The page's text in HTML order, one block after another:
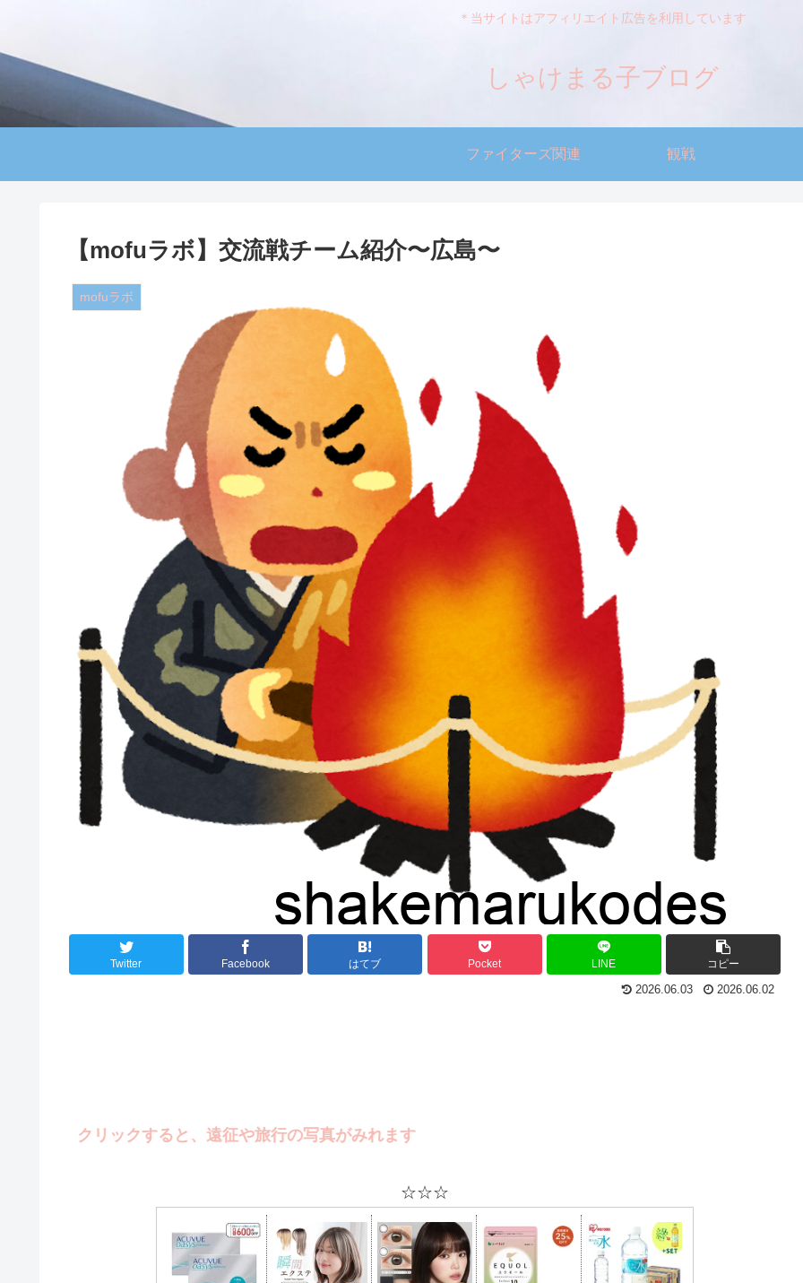
＊当サイトはアフィリエイト広告を利用しています
しゃけまる子ブログ
ファイターズ関連 観戦
【mofuラボ】交流戦チーム紹介〜広島〜
mofuラボ
Twitter Facebook はてブ Pocket LINE コピー
2026.06.03 2026.06.02
クリックすると、遠征や旅行の写真がみれます
☆☆☆